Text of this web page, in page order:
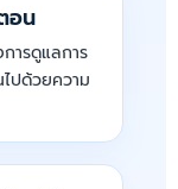
อน
ารดูแลการ
ไปด้วยความ